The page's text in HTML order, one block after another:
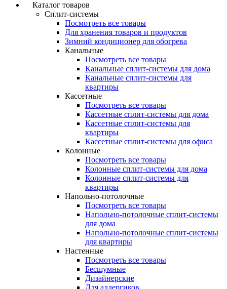
Каталог товаров
Сплит-системы
Посмотреть все товары
Для хранения товаров и продуктов
Зимний кондиционер для обогрева
Канальные
Посмотреть все товары
Канальные сплит-системы для дома
Канальные сплит-системы для
квартиры
Кассетные
Посмотреть все товары
Кассетные сплит-системы для дома
Кассетные сплит-системы для
квартиры
Кассетные сплит-системы для офиса
Колонные
Посмотреть все товары
Колонные сплит-системы для дома
Колонные сплит-системы для
квартиры
Напольно-потолочные
Посмотреть все товары
Напольно-потолочные сплит-системы
для дома
Напольно-потолочные сплит-системы
для квартиры
Настенные
Посмотреть все товары
Бесшумные
Дизайнерские
Для аллергиков